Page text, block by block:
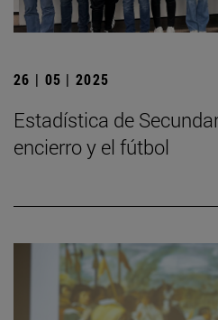
26 | 05 | 2025
Estadística de
encierro y el fútbol